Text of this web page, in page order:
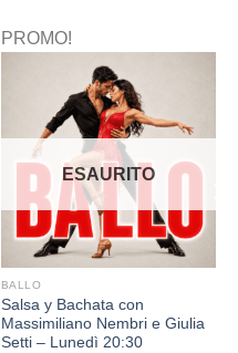
PROMO!
ESAURITO
BALLO
Salsa y Bachata con
Massimiliano Nembri e Giulia
Setti – Lunedì 20:30